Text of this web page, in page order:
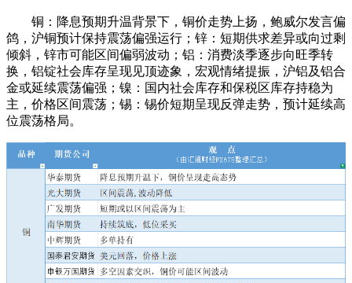
铜：降息预期升温背景下，铜价走势上扬，鲍威尔发言偏
鸽，沪铜预计保持震荡偏强运行；锌：短期供求差异或向过剩
倾斜，锌市可能区间偏弱波动；铝：消费淡季逐步向旺季转
换，铝锭社会库存呈现见顶迹象，宏观情绪提振，沪铝及铝合
金或延续震荡偏强；镍：国内社会库存和保税区库存持稳为
主，价格区间震荡；锡：锡价短期呈现反弹走势，预计延续高
位震荡格局。